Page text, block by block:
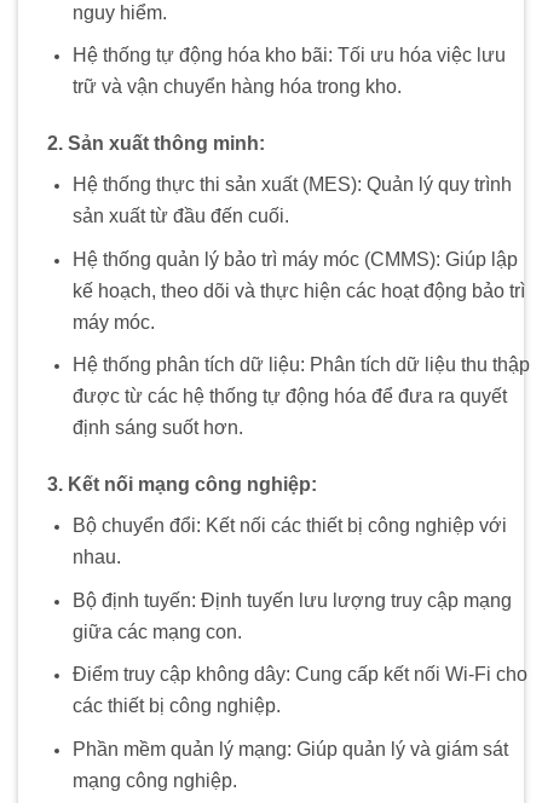
nguy hiểm.
Hệ thống tự động hóa kho bãi: Tối ưu hóa việc lưu
trữ và vận chuyển hàng hóa trong kho.
2. Sản xuất thông minh:
Hệ thống thực thi sản xuất (MES): Quản lý quy trình
sản xuất từ đầu đến cuối.
Hệ thống quản lý bảo trì máy móc (CMMS): Giúp lập
kế hoạch, theo dõi và thực hiện các hoạt động bảo trì
máy móc.
Hệ thống phân tích dữ liệu: Phân tích dữ liệu thu thập
được từ các hệ thống tự động hóa để đưa ra quyết
định sáng suốt hơn.
3. Kết nối mạng công nghiệp:
Bộ chuyển đổi: Kết nối các thiết bị công nghiệp với
nhau.
Bộ định tuyến: Định tuyến lưu lượng truy cập mạng
giữa các mạng con.
Điểm truy cập không dây: Cung cấp kết nối Wi-Fi cho
các thiết bị công nghiệp.
Phần mềm quản lý mạng: Giúp quản lý và giám sát
mạng công nghiệp.